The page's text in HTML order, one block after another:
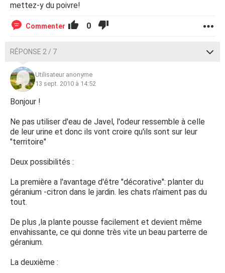
mettez-y du poivre!
Commenter 0
RÉPONSE 2 / 7
Utilisateur anonyme
13 sept. 2010 à 14:52
Bonjour !
Ne pas utiliser d'eau de Javel, l'odeur ressemble à celle
de leur urine et donc ils vont croire qu'ils sont sur leur
"territoire"
Deux possibilités :
La première a l'avantage d'être "décorative": planter du
géranium -citron dans le jardin. les chats n'aiment pas du
tout.
De plus ,la plante pousse facilement et devient même
envahissante, ce qui donne très vite un beau parterre de
géranium.
La deuxième :